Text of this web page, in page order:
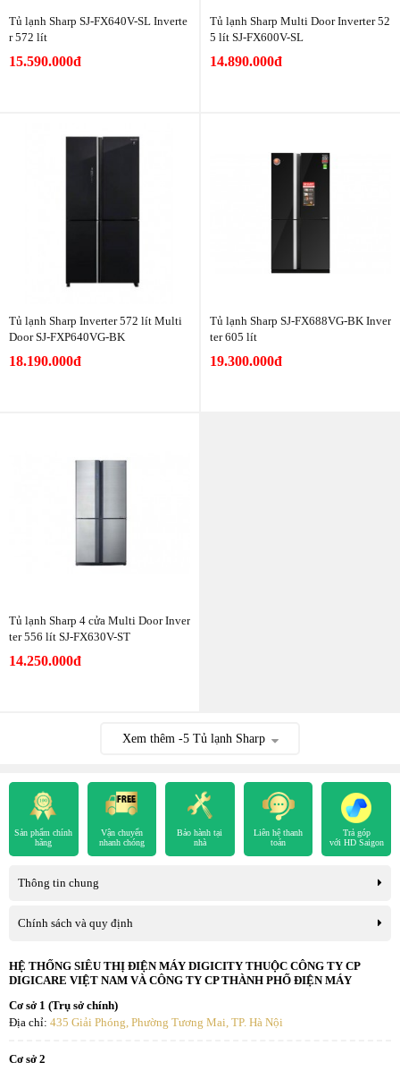
Tủ lạnh Sharp SJ-FX640V-SL Inverte
r 572 lít
15.590.000đ
Tủ lạnh Sharp Multi Door Inverter 52
5 lít SJ-FX600V-SL
14.890.000đ
Tủ lạnh Sharp Inverter 572 lít Multi
Door SJ-FXP640VG-BK
18.190.000đ
Tủ lạnh Sharp SJ-FX688VG-BK Inver
ter 605 lít
19.300.000đ
Tủ lạnh Sharp 4 cửa Multi Door Inver
ter 556 lít SJ-FX630V-ST
14.250.000đ
Xem thêm -5Tủ lạnh Sharp
Sản phẩm chính
hãng
Vận chuyển
nhanh chóng
Bảo hành tại
nhà
Liên hệ thanh
toán
Trả góp
với HD Saigon
Thông tin chung
Chính sách và quy định
HỆ THỐNG SIÊU THỊ ĐIỆN MÁY DIGICITY THUỘC CÔNG TY CP
DIGICARE VIỆT NAM VÀ CÔNG TY CP THÀNH PHỐ ĐIỆN MÁY
Cơ sở 1 (Trụ sở chính)
Địa chỉ: 435 Giải Phóng, Phường Tương Mai, TP. Hà Nội
Cơ sở 2